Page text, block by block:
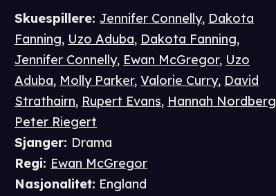
Skuespillere:Jennifer Connelly, Dakota
Fanning, Uzo Aduba, Dakota Fanning,
Jennifer Connelly, Ewan McGregor, Uzo
Aduba, Molly Parker,Valorie Curry, David
Strathairn, Rupert Evans, Hannah Nordberg
Peter Riegert
Sjanger: Drama
Regi: Ewan McGregor
Nasjonalitet: England